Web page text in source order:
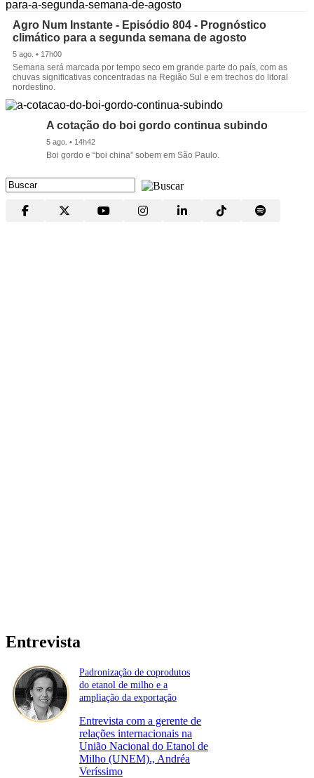
Agro Num Instante - Episódio 804 - Prognóstico
climático para a segunda semana de agosto
5 ago. • 17h00
Semana será marcada por tempo seco em grande parte do país, com as
chuvas significativas concentradas na Região Sul e em trechos do litoral
nordestino.
A cotação do boi gordo continua subindo
5 ago. • 14h42
Boi gordo e “boi china” sobem em São Paulo.
Entrevista
Padronização de coprodutos
do etanol de milho e a
ampliação da exportação
Entrevista com a gerente de
relações internacionais na
União Nacional do Etanol de
Milho (UNEM)., Andréa
Veríssimo